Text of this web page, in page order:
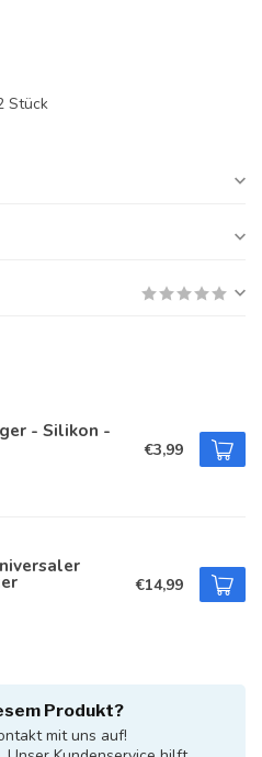
Stück
- Silikon -
€3,99
€14,99
Produkt?
mit uns auf!